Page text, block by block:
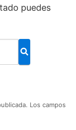
puedes
Los campos